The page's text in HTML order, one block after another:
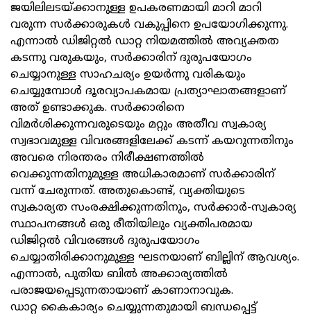
ജയിലിലടയ്ക്കാനുള്ള ഉപകരണമായി മാറി മാറി
വരുന്ന സര്‍ക്കാരുകള്‍ വകുപ്പിനെ ഉപയോഗിക്കുന്നു.
എന്നാല്‍ ഡിജിറ്റല്‍ ഡാറ്റ നിയമത്തില്‍ അവ്യക്തത
കടന്നു വരുകയും, സര്‍ക്കാരിന് ദുരുപയോഗം
ചെയ്യാനുള്ള സാഹചര്യം ഉയര്‍ന്നു വരികയും
ചെയ്യുമ്പോള്‍ ദൂരവ്യാപകമായ പ്രത്യാഘാതങ്ങളാണ്
അത് ഉണ്ടാക്കുക. സര്‍ക്കാരിനെ
വിമര്‍ശിക്കുന്നവരുടെയും മറ്റും അതീവ സ്വകാര്യ
സ്വഭാവമുള്ള വിവരങ്ങളിലേക്ക് കടന്ന് കയറുന്നതിനും
അവരെ നിരന്തരം നിരീക്ഷണത്തില്‍
വെക്കുന്നതിനുമുള്ള അധികാരമാണ് സര്‍ക്കാരിന്
വന്ന് ചേരുന്നത്. അതുകൊണ്ട്, വ്യക്തിയുടെ
സ്വകാര്യത സംരക്ഷിക്കുന്നതിനും, സര്‍ക്കാര്‍-സ്വകാര്യ
സ്ഥാപനങ്ങള്‍ ഒരു രീതിയിലും വ്യക്തിപരമായ
ഡിജിറ്റല്‍ വിവരങ്ങള്‍ ദുരുപയോഗം
ചെയ്യാതിരിക്കാനുമുള്ള ഘടനയാണ് ബില്ലിന് ആവശ്യം.
എന്നാല്‍, പുതിയ ബില്‍ അക്കാര്യത്തില്‍
പരാജയപ്പെടുന്നതായാണ് കാണാനാവുക.
ഡാറ്റ കൈകാര്യം ചെയ്യുന്നതുമായി ബന്ധപ്പെട്ട്